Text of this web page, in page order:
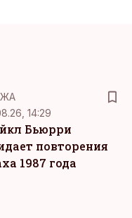
14:29
Бьюрри
повторения
1987 года